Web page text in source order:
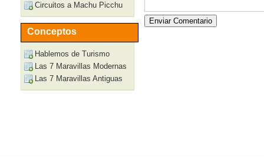
Circuitos a Machu Picchu
Conceptos
Hablemos de Turismo
Las 7 Maravillas Modernas
Las 7 Maravillas Antiguas